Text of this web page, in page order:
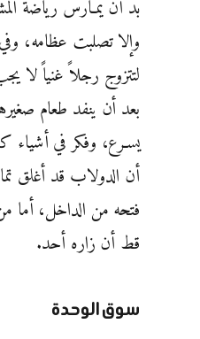
بد أن يمـارس رياضة
وإلا تصلبت عظامه،
لتتزوج رجلاً غنياً لا
بعد أن ينفد طعام
يسـرع، وفكر في أشياء
أن الدولاب قد أغلق
فتحه من الداخل، أما
قط أن زاره أحد.
سوق الوحدة